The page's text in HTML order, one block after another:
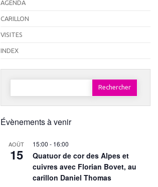
AGENDA
CARILLON
VISITES
INDEX
Rechercher :
Évènements à venir
AOÛT
15
15:00 - 16:00
Quatuor de cor des Alpes et
cuivres avec Florian Bovet, au
carillon Daniel Thomas